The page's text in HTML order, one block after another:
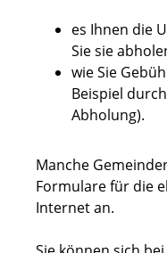
es Ihnen die
Sie sie
wie Sie
Beispiel
Abholung).
Manche
Formulare für die
Internet an.